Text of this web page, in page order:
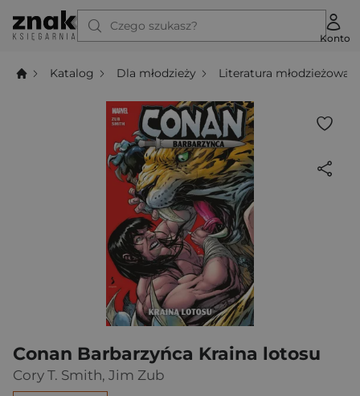
Czego szukasz?
Konto
Katalog Dla młodzieży Literatura młodzieżowa
Conan Barbarzyńca Kraina lotosu
Cory T. Smith, Jim Zub